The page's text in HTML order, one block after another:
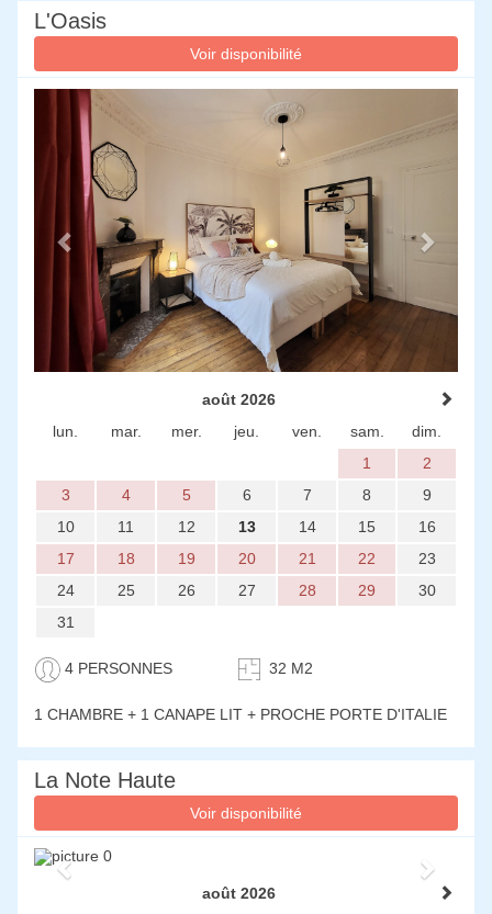
L'Oasis
Voir disponibilité
Previous
août 2026
lun.
mar. mer. jeu. ven. sam.
dim.
1
2
3
4 5 6 7 8
9
10
11 12 13 14 15
16
17
18 19 20 21 22
23
24
25 26 27 28 29
30
31
4 PERSONNES 32 M2
1 CHAMBRE + 1 CANAPE LIT + PROCHE PORTE D'ITALIE
La Note Haute
Voir disponibilité
Previous Next
août 2026